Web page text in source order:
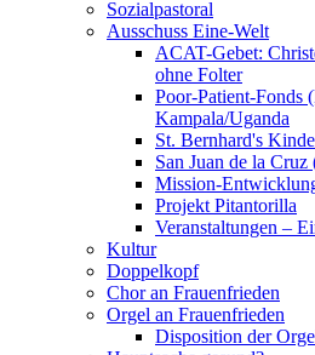
Sozialpastoral
Ausschuss Eine-Welt
ACAT-Gebet:
ohne Folter
Poor-Patient-Fonds
Kampala/Uganda
St. Bernhard's
San Juan de la Cruz
Mission-
Projekt Pitantorilla
Veranstaltungen –
Kultur
Doppelkopf
Chor an Frauenfrieden
Orgel an Frauenfrieden
Disposition der